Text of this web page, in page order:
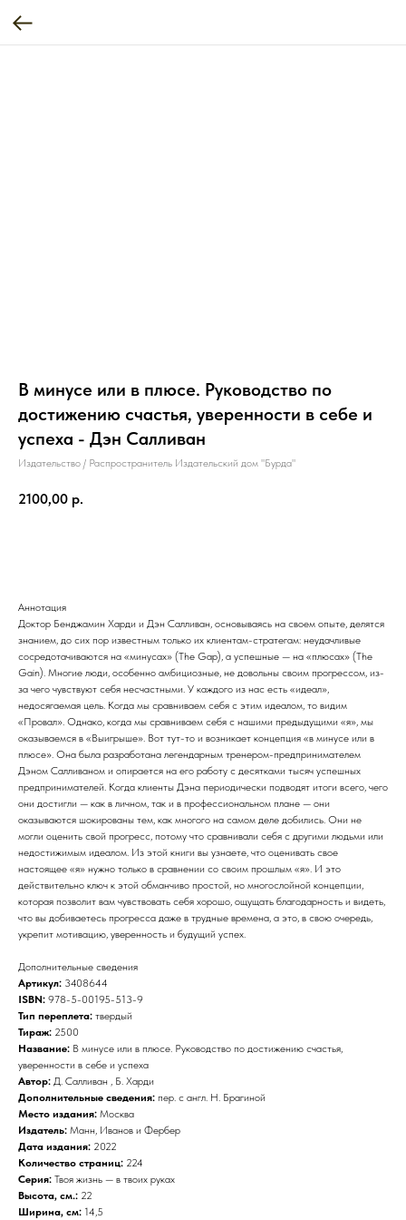
В минусе или в плюсе. Руководство по
достижению счастья, уверенности в себе и
успеха - Дэн Салливан
Издательство / Распространитель Издательский дом "Бурда"
2100,00 р.
Аннотация
Доктор Бенджамин Харди и Дэн Салливан, основываясь на своем опыте, делятся
знанием, до сих пор известным только их клиентам-стратегам: неудачливые
сосредотачиваются на «минусах» (The Gap), а успешные — на «плюсах» (The
Gain). Многие люди, особенно амбициозные, не довольны своим прогрессом, из-
за чего чувствуют себя несчастными. У каждого из нас есть «идеал»,
недосягаемая цель. Когда мы сравниваем себя с этим идеалом, то видим
«Провал». Однако, когда мы сравниваем себя с нашими предыдущими «я», мы
оказываемся в «Выигрыше». Вот тут-то и возникает концепция «в минусе или в
плюсе». Она была разработана легендарным тренером-предпринимателем
Дэном Салливаном и опирается на его работу с десятками тысяч успешных
предпринимателей. Когда клиенты Дэна периодически подводят итоги всего, чего
они достигли — как в личном, так и в профессиональном плане — они
оказываются шокированы тем, как многого на самом деле добились. Они не
могли оценить свой прогресс, потому что сравнивали себя с другими людьми или
недостижимым идеалом. Из этой книги вы узнаете, что оценивать свое
настоящее «я» нужно только в сравнении со своим прошлым «я». И это
действительно ключ к этой обманчиво простой, но многослойной концепции,
которая позволит вам чувствовать себя хорошо, ощущать благодарность и видеть,
что вы добиваетесь прогресса даже в трудные времена, а это, в свою очередь,
укрепит мотивацию, уверенность и будущий успех.
Дополнительные сведения
Артикул: 3408644
ISBN: 978-5-00195-513-9
Тип переплета: твердый
Тираж: 2500
Название: В минусе или в плюсе. Руководство по достижению счастья,
уверенности в себе и успеха
Автор: Д. Салливан , Б. Харди
Дополнительные сведения: пер. с англ. Н. Брагиной
Место издания: Москва
Издатель: Манн, Иванов и Фербер
Дата издания: 2022
Количество страниц: 224
Серия: Твоя жизнь — в твоих руках
Высота, см.: 22
Ширина, см: 14,5